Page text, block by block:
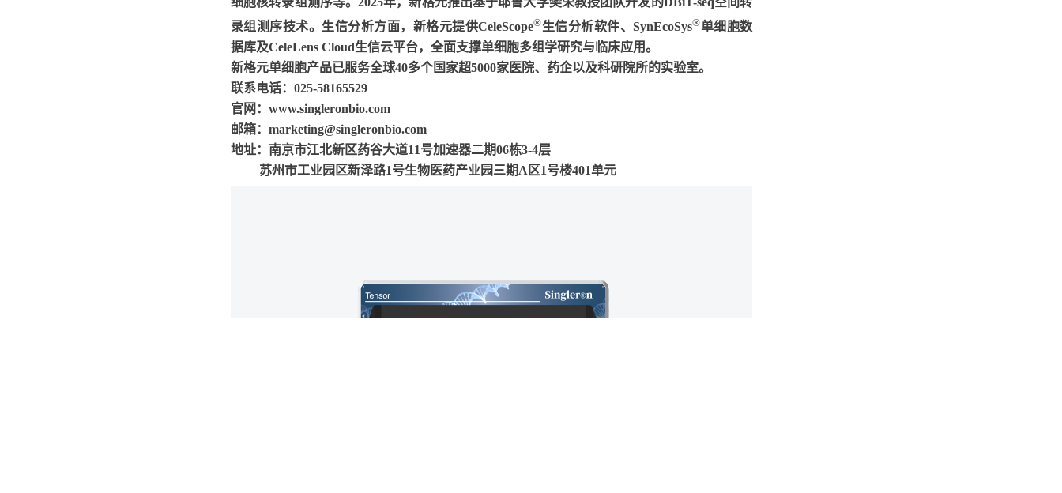
录组测序技术。生信分析方面，新格元提供CeleScope®生信分析软件、SynEcoSys®单细胞数
据库及CeleLens Cloud生信云平台，全面支撑单细胞多组学研究与临床应用。
新格元单细胞产品已服务全球40多个国家超5000家医院、药企以及科研院所的实验室。
联系电话：025-58165529
官网：www.singleronbio.com
邮箱：marketing@singleronbio.com
地址：南京市江北新区药谷大道11号加速器二期06栋3-4层
苏州市工业园区新泽路1号生物医药产业园三期A区1号楼401单元